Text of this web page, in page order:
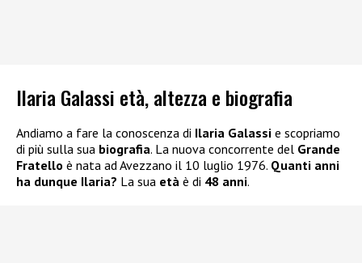
Ilaria Galassi età, altezza e biografia
Andiamo a fare la conoscenza di Ilaria Galassi e scopriamo
di più sulla sua biografia. La nuova concorrente del Grande
Fratello è nata ad Avezzano il 10 luglio 1976. Quanti anni
ha dunque Ilaria? La sua età è di 48 anni.